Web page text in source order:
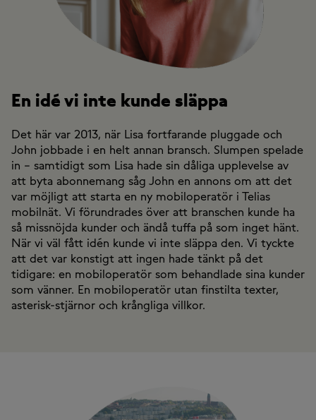
En idé vi inte kunde släppa
Det här var 2013, när Lisa fortfarande pluggade och
John jobbade i en helt annan bransch. Slumpen spelade
in – samtidigt som Lisa hade sin dåliga upplevelse av
att byta abonnemang såg John en annons om att det
var möjligt att starta en ny mobiloperatör i Telias
mobilnät. Vi förundrades över att branschen kunde ha
så missnöjda kunder och ändå tuffa på som inget hänt.
När vi väl fått idén kunde vi inte släppa den. Vi tyckte
att det var konstigt att ingen hade tänkt på det
tidigare: en mobiloperatör som behandlade sina kunder
som vänner. En mobiloperatör utan finstilta texter,
asterisk-stjärnor och krångliga villkor.